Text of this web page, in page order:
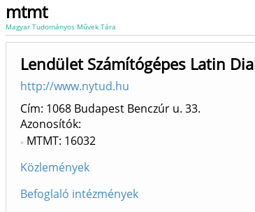
mtmt
Magyar Tudományos Művek Tára
Lendület Számítógépes Latin
http://www.nytud.hu
Cím: 1068 Budapest Benczúr u. 33.
Azonosítók
MTMT: 16032
Közlemények
Befoglaló intézmények